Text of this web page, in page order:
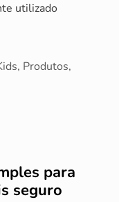
utilizado
, Produtos,
para
seguro